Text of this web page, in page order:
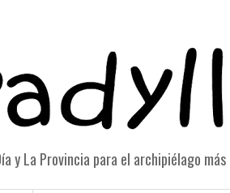
y La Provincia para el archipiélago